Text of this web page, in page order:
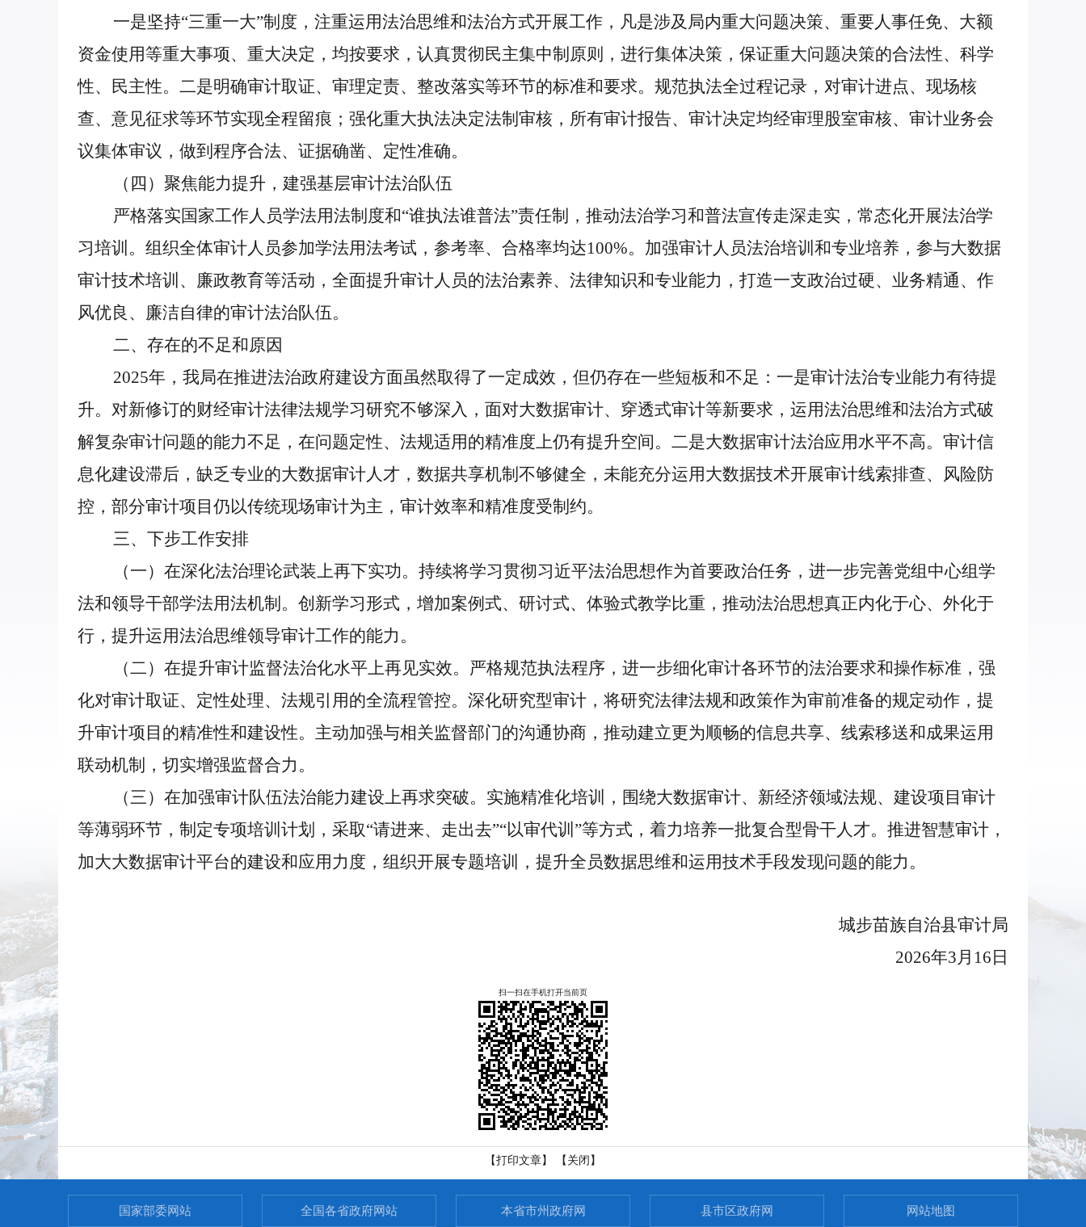
一是坚持“三重一大”制度，注重运用法治思维和法治方式开展工作，凡是涉及局内重大问题决策、重要人事任免、大额
资金使用等重大事项、重大决定，均按要求，认真贯彻民主集中制原则，进行集体决策，保证重大问题决策的合法性、科学
性、民主性。二是明确审计取证、审理定责、整改落实等环节的标准和要求。规范执法全过程记录，对审计进点、现场核
查、意见征求等环节实现全程留痕；强化重大执法决定法制审核，所有审计报告、审计决定均经审理股室审核、审计业务会
议集体审议，做到程序合法、证据确凿、定性准确。
（四）聚焦能力提升，建强基层审计法治队伍
严格落实国家工作人员学法用法制度和“谁执法谁普法”责任制，推动法治学习和普法宣传走深走实，常态化开展法治学
习培训。组织全体审计人员参加学法用法考试，参考率、合格率均达100%。加强审计人员法治培训和专业培养，参与大数据
审计技术培训、廉政教育等活动，全面提升审计人员的法治素养、法律知识和专业能力，打造一支政治过硬、业务精通、作
风优良、廉洁自律的审计法治队伍。
二、存在的不足和原因
2025年，我局在推进法治政府建设方面虽然取得了一定成效，但仍存在一些短板和不足：一是审计法治专业能力有待提
升。对新修订的财经审计法律法规学习研究不够深入，面对大数据审计、穿透式审计等新要求，运用法治思维和法治方式破
解复杂审计问题的能力不足，在问题定性、法规适用的精准度上仍有提升空间。二是大数据审计法治应用水平不高。审计信
息化建设滞后，缺乏专业的大数据审计人才，数据共享机制不够健全，未能充分运用大数据技术开展审计线索排查、风险防
控，部分审计项目仍以传统现场审计为主，审计效率和精准度受制约。
三、下步工作安排
（一）在深化法治理论武装上再下实功。持续将学习贯彻习近平法治思想作为首要政治任务，进一步完善党组中心组学
法和领导干部学法用法机制。创新学习形式，增加案例式、研讨式、体验式教学比重，推动法治思想真正内化于心、外化于
行，提升运用法治思维领导审计工作的能力。
（二）在提升审计监督法治化水平上再见实效。严格规范执法程序，进一步细化审计各环节的法治要求和操作标准，强
化对审计取证、定性处理、法规引用的全流程管控。深化研究型审计，将研究法律法规和政策作为审前准备的规定动作，提
升审计项目的精准性和建设性。主动加强与相关监督部门的沟通协商，推动建立更为顺畅的信息共享、线索移送和成果运用
联动机制，切实增强监督合力。
（三）在加强审计队伍法治能力建设上再求突破。实施精准化培训，围绕大数据审计、新经济领域法规、建设项目审计
等薄弱环节，制定专项培训计划，采取“请进来、走出去”“以审代训”等方式，着力培养一批复合型骨干人才。推进智慧审计，
加大大数据审计平台的建设和应用力度，组织开展专题培训，提升全员数据思维和运用技术手段发现问题的能力。
城步苗族自治县审计局
2026年3月16日
扫一扫在手机打开当前页
【打印文章】 【关闭】
国家部委网站 全国各省政府网站 本省市州政府网 县市区政府网 网站地图